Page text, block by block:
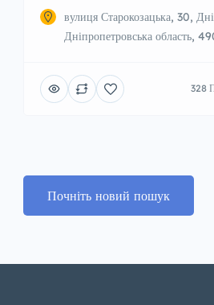
вулиця Старокозацька, 30,
Дніпропетровська область,
328
Почніть новий пошук